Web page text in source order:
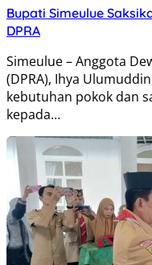
Bupati Simeulue
DPRA
Simeulue – Anggota
(DPRA), Ihya
kebutuhan pokok dan
kepada…